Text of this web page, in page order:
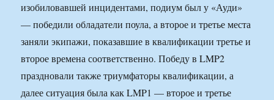
изобиловавшей инцидентами, подиум был у «Ауди»
— победили обладатели поула, а второе и третье места
заняли экипажи, показавшие в квалификации третье и
второе времена соответственно. Победу в LMP2
праздновали также триумфаторы квалификации, а
далее ситуация была как LMP1 — второе и третье